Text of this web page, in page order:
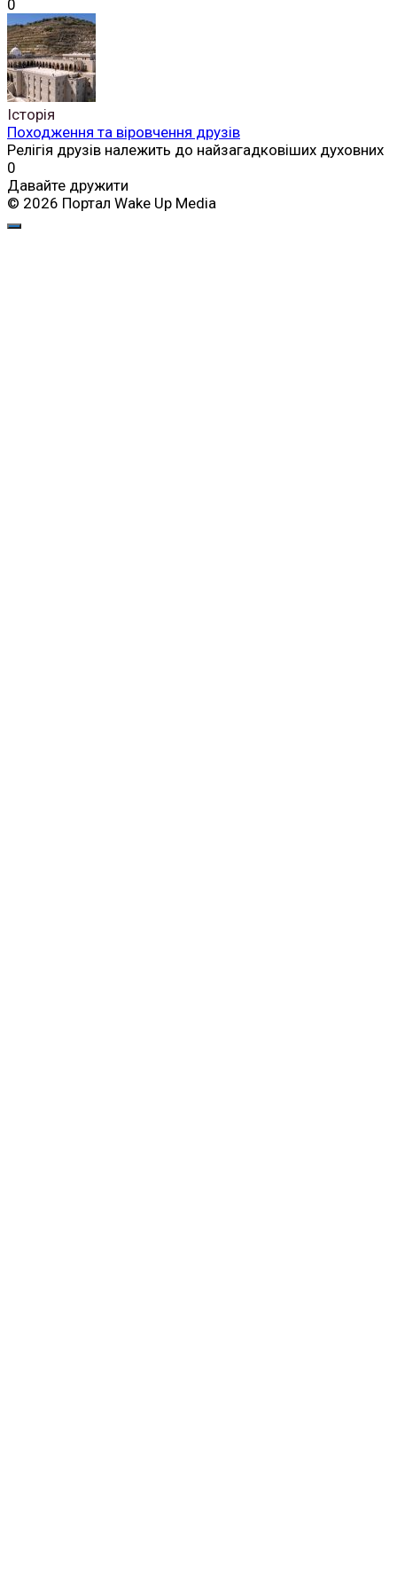
0
Історія
Походження та віровчення друзів
Релігія друзів належить до найзагадковіших духовних
0
Давайте дружити
© 2026 Портал Wake Up Media